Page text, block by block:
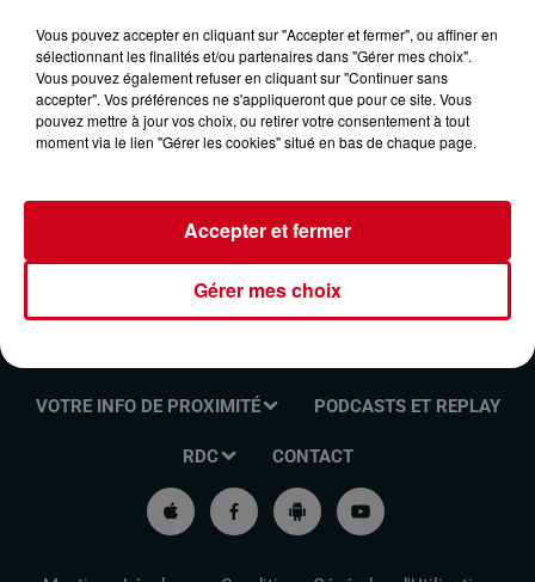
10 septembre 2024 - 8 min 32 sec
LE JOURNAL DU 10/09/2024
Ecouter l'info locale
VOTRE INFO DE PROXIMITÉ PODCASTS ET REPLAY
RDC CONTACT
Vous pouvez accepter en cliquant sur "Accepter et fermer", ou affiner en
sélectionnant les finalités et/ou partenaires dans "Gérer mes choix".
Vous pouvez également refuser en cliquant sur "Continuer sans
accepter". Vos préférences ne s'appliqueront que pour ce site. Vous
pouvez mettre à jour vos choix, ou retirer votre consentement à tout
moment via le lien "Gérer les cookies" situé en bas de chaque page.
Gérer mes choix
Accepter et fermer